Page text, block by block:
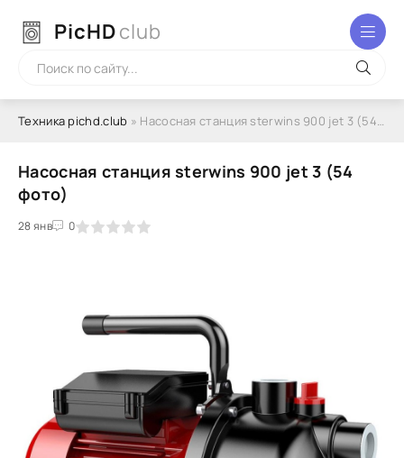
PicHDclub
Техника pichd.club » Насосная станция sterwins 900 jet 3 (54 фото)
Насосная станция sterwins 900 jet 3 (54
фото)
28 янв 0
3 4 5